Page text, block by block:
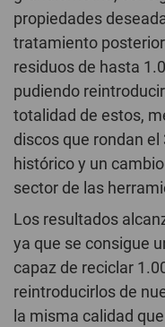
propiedades
tratamiento
residuos de hasta
pudiendo
totalidad de estos,
discos que rondan el
histórico y un
sector de las
Los resultados
ya que se consigue
capaz de reciclar
reintroducirlos de
la misma calidad